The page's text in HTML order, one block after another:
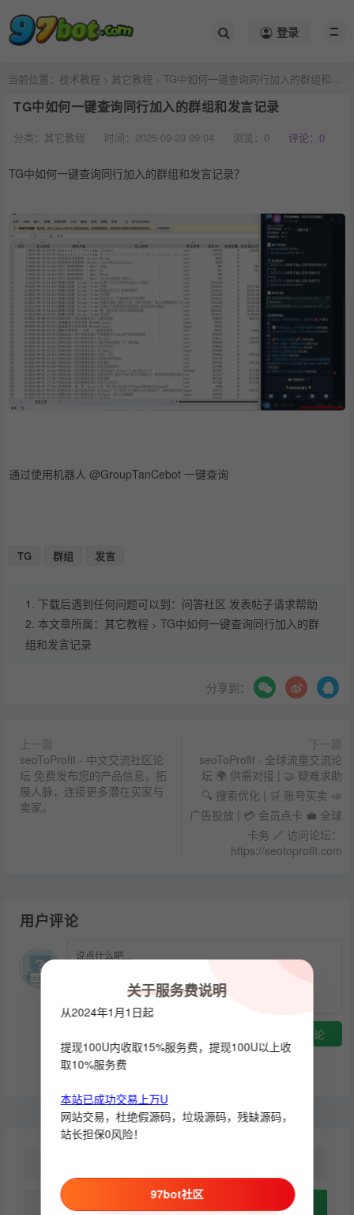
登录
当前位置： 技术教程 > 其它教程 > TG中如何一键查询同行加入的群组和发言记录
TG中如何一键查询同行加入的群组和发言记录
分类：其它教程 时间：2025-09-23 09:04 浏览： 0 评论：0
TG中如何一键查询同行加入的群组和发言记录？
通过使用机器人 @GroupTanCebot 一键查询
TG 群组 发言
1. 下载后遇到任何问题可以到：问答社区 发表帖子请求帮助
2. 本文章所属： 其它教程 > TG中如何一键查询同行加入的群
组和发言记录
分享到：
上一篇
seoToProfit - 中文交流社区论
坛 免费发布您的产品信息，拓
展人脉，连接更多潜在买家与
卖家。
下一篇
seoToProfit · 全球流量交流论
坛 🌍 供需对接 | 🤝 疑难求助
🔍 搜索优化 | 🛒 账号买卖 📣
广告投放 | 💳 会员点卡 💼 全球
卡务 🔗 访问论坛：
https://seotoprofit.com
用户评论
提交评论
api分享使用教程
关于服务费说明
从2024年1月1日起
提现100U内收取15%服务费，提现100U以上收
取10%服务费
本站已成功交易上万U
网站交易，杜绝假源码，垃圾源码，残缺源码，
站长担保0风险！
97bot社区